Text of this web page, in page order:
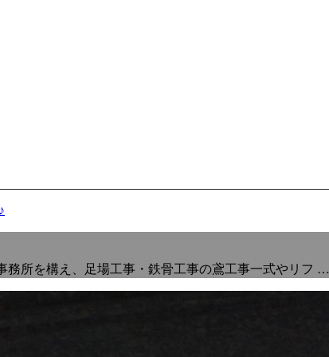
務所を構え、足場工事・鉄骨工事の鳶工事一式やリフ …